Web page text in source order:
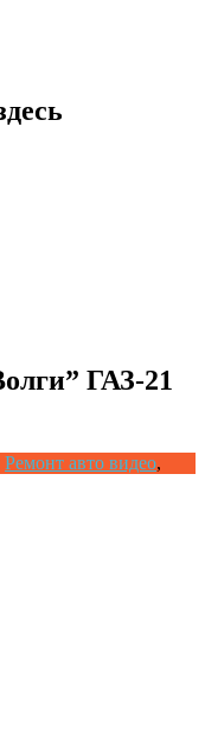
ГАЗ-21
Ремонт авто видео,